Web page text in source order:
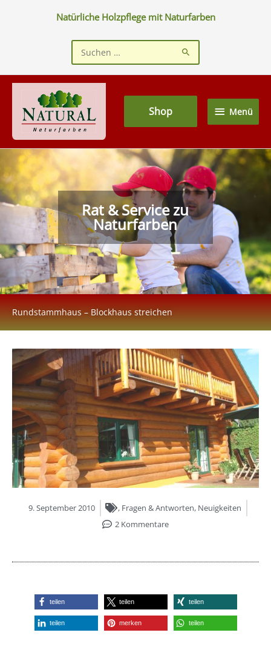
Natürliche Holzpflege mit Naturfarben
Suchen
nach:
Menü
Shop
Rat & Service zu
Naturfarben
Rundstammhaus – Blockhaus streichen
9. September 2010 , Fragen & Antworten, Neuigkeiten
2 Kommentare
teilen teilen teilen
teilen merken teilen